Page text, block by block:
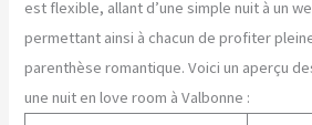
est flexible, allant d’une simple nuit à un
permettant ainsi à chacun de profiter
parenthèse romantique. Voici un aperçu
une nuit en love room à Valbonne :